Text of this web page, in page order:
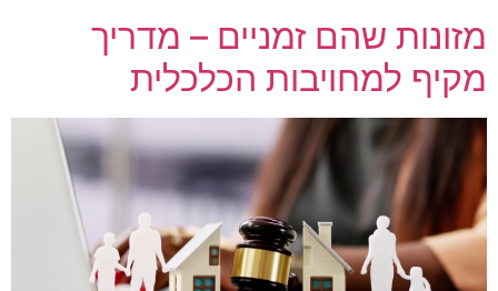
מזונות שהם זמניים – מדריך
מקיף למחויבות הכלכלית